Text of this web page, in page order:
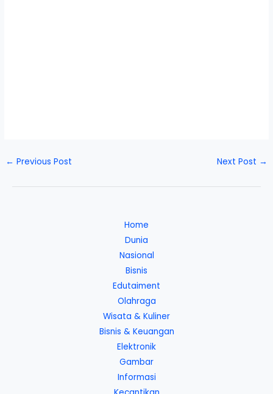
← Previous Post Next Post →
Home
Dunia
Nasional
Bisnis
Edutaiment
Olahraga
Wisata & Kuliner
Bisnis & Keuangan
Elektronik
Gambar
Informasi